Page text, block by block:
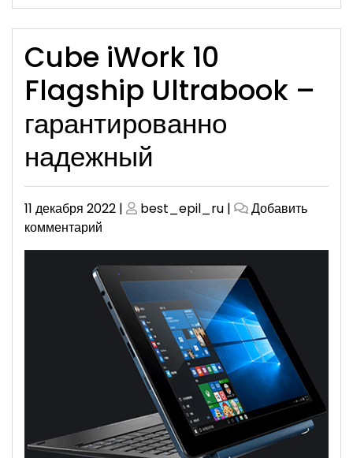
Cube iWork 10
Flagship Ultrabook –
гарантированно
надежный
Опубликовано
11 декабря 2022 | Опубликовано
best_epil_ru |
Добавить
комментарий
Cube
iWork
10
Flagship
Ultrabook
гарантированно
надежный